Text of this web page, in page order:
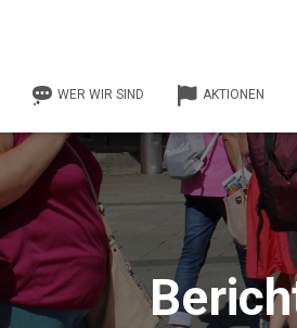
WER WIR SIND AKTIONEN